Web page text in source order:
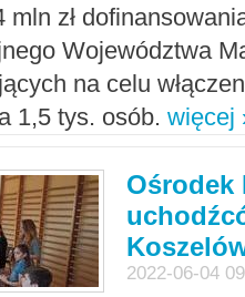
mln zł
Województwa
na celu
1,5 tys. osób. więcej
Ośrodek
2022-06-04